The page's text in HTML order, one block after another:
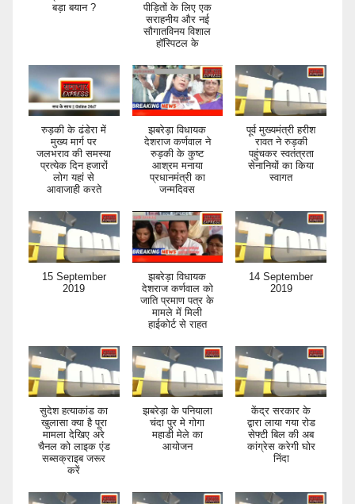
बड़ा बयान ?
पीड़ितों के लिए एक
सराहनीय और नई
सौगातविनय विशाल
हॉस्पिटल के
रुड़की के ढंडेरा में
मुख्य मार्ग पर
जलभराव की समस्या
प्रत्येक दिन हजारों
लोग यहां से
आवाजाही करते
झबरेड़ा विधायक
देशराज कर्णवाल ने
रुड़की के कुष्ट
आश्रम मनाया
प्रधानमंत्री का
जन्मदिवस
पूर्व मुख्यमंत्री हरीश
रावत ने रुड़की
पहुंचकर स्वतंत्रता
सेनानियों का किया
स्वागत
15 September
2019
झबरेड़ा विधायक
देशराज कर्णवाल को
जाति प्रमाण पत्र के
मामले में मिली
हाईकोर्ट से राहत
14 September
2019
सुदेश हत्याकांड का
खुलासा क्या है पूरा
मामला देखिए अरे
चैनल को लाइक एंड
सब्सक्राइब जरूर
करें
झबरेड़ा के पनियाला
चंदा पुर मे गोगा
महाडी मेले का
आयोजन
केंद्र सरकार के
द्वारा लाया गया रोड
सेफ्टी बिल की अब
कांग्रेस करेगी घोर
निंदा